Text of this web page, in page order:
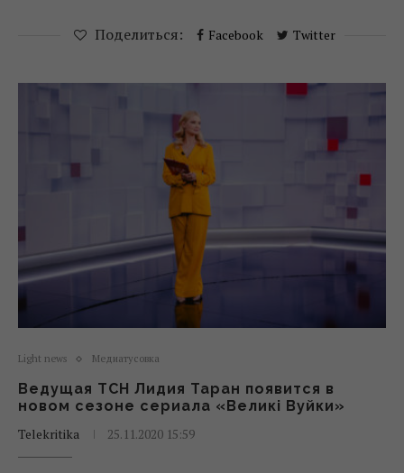
Поделиться: Facebook Twitter
Light news Медиатусовка
Ведущая ТСН Лидия Таран появится в
новом сезоне сериала «Великі Вуйки»
Telekritika
25.11.2020 15:59